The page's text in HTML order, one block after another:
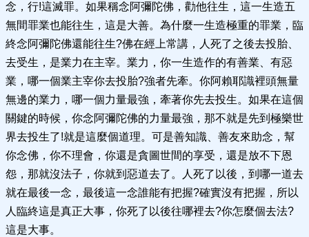
念，行!這滅罪。如果稱念阿彌陀佛，勸他往生，這一生造五
無間罪業也能往生，這是大善。為什麼一生造極重的罪業，臨
終念阿彌陀佛還能往生?佛在經上常講，人死了之後去投胎、
去受生，是業力在主宰。業力，你一生造作的有善業、有惡
業，哪一個業主宰你去投胎?強者先牽。你阿賴耶識裡頭無量
無邊的業力，哪一個力量最強，牽著你先去投生。如果在這個
關鍵的時候，你念阿彌陀佛的力量最強，那不就是先到極樂世
界去投生了!就是這麼個道理。可是善知識、善友來助念，幫
你念佛，你不理會，你還是貪圖世間的享受，還是放不下恩
怨，那就沒法子，你就到惡道去了。人死了以後，到哪一道去
就在最後一念，最後這一念誰能有把握?確實沒有把握，所以
人臨終這是真正大事，你死了以後往哪裡去?你怎麼個去法?
這是大事。